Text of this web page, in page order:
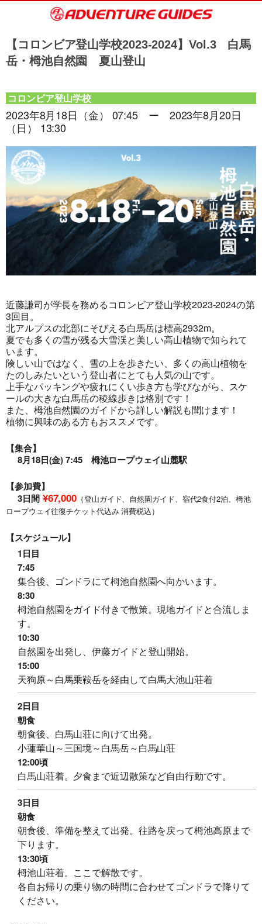
【コロンビア登山学校2023-2024】Vol.3 白馬
岳・栂池自然園 夏山登山
コロンビア登山学校
2023年8月18日（金） 07:45 ー 2023年8月20日
（日） 13:30
近藤謙司が学長を務めるコロンビア登山学校2023-2024の第
3回目。
北アルプスの北部にそびえる白馬岳は標高2932m。
夏でも多くの雪が残る大雪渓と美しい高山植物で知られて
います。
険しい山ではなく、雪の上を歩きたい、多くの高山植物を
たのしみたいという登山者にとても人気の山です。
上手なパッキングや疲れにくい歩き方も学びながら、スケ
ールの大きな白馬岳の稜線歩きは格別です！
また、栂池自然園のガイドから詳しい解説も聞けます！
植物に興味のある方もおススメです。
【集合】
8月18日(金) 7:45 栂池ロープウェイ山麓駅
【参加費】
3日間 ¥67,000 （登山ガイド、自然園ガイド、宿代2食付2泊、栂池
ロープウェイ往復チケット代込み 消費税込）
【スケジュール】
1日目
7:45
集合後、ゴンドラにて栂池自然園へ向かいます。
8:30
栂池自然園をガイド付きで散策。現地ガイドと合流しま
す。
10:30
自然園を出発し、伊藤ガイドと登山開始。
15:00
天狗原～白馬乗鞍岳を経由して白馬大池山荘着
2日目
朝食
朝食後、白馬山荘に向けて出発。
小蓮華山～三国境～白馬岳～白馬山荘
12:00頃
白馬山荘着。夕食まで近辺散策など自由行動です。
3日目
朝食
朝食後、準備を整えて出発。往路を戻って栂池高原まで
下ります。
13:30頃
栂池山荘着。ここで解散です。
各自お帰りの乗り物の時間に合わせてゴンドラで降りて
ください。
旅行条件（要旨）